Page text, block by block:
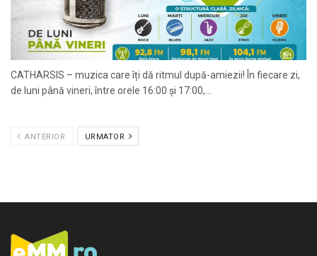
CATHARSIS – muzica care îți dă ritmul după-amiezii! În fiecare zi,
de luni până vineri, între orele 16:00 și 17:00,...
ANTERIOR URMATOR